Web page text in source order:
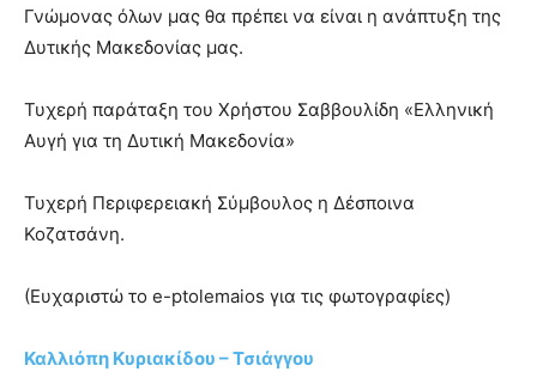
Γνώμονας όλων μας θα πρέπει να είναι η ανάπτυξη της
Δυτικής Μακεδονίας μας.
Τυχερή παράταξη του Χρήστου Σαββουλίδη «Ελληνική
Αυγή για τη Δυτική Μακεδονία»
Τυχερή Περιφερειακή Σύμβουλος η Δέσποινα
Κοζατσάνη.
(Ευχαριστώ το e-ptolemaios για τις φωτογραφίες)
Καλλιόπη Κυριακίδου – Τσιάγγου